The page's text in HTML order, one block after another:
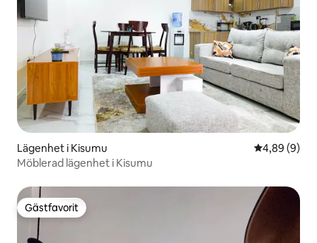
Lägenhet i Kisumu 4,89 av 5 i
4,89 (9)
Möblerad lägenhet i Kisumu
Gästfavorit
Gästfavorit